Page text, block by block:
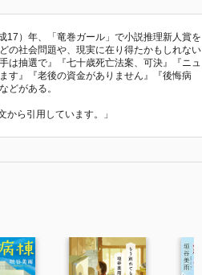
17）年、「竜巻ガール」で小説推理新人賞を
の社会問題や、現実に在り得たかもしれない
は抽選で』『七十歳死亡法案、可決』『ニュ
す』『老後の資金がありません』『後悔病
どがある。
から引用しています。」